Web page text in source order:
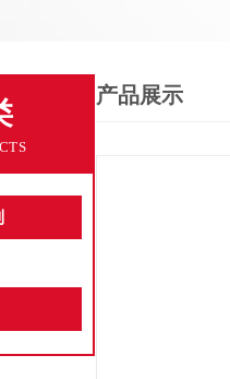
产品展示